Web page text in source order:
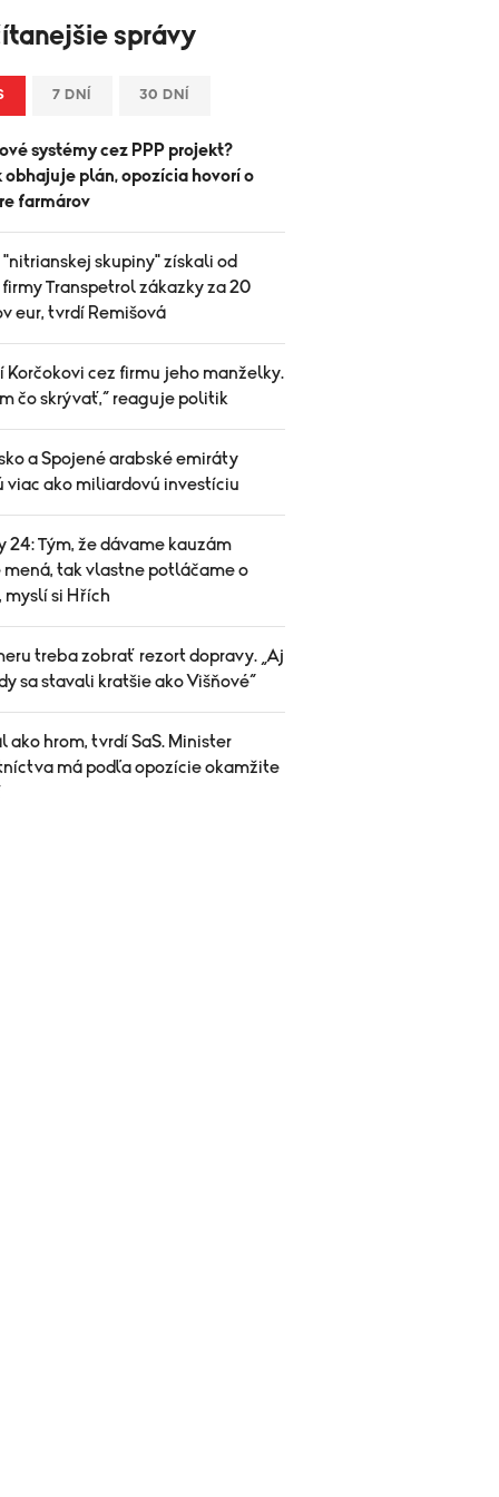
správy
7 DNÍ 30 DNÍ
systémy cez PPP projekt?
obhajuje plán, opozícia hovorí o
farmárov
"nitrianskej skupiny" získali od
Transpetrol zákazky za 20
eur, tvrdí Remišová
Korčokovi cez firmu jeho manželky.
čo skrývať,“ reaguje politik
a Spojené arabské emiráty
viac ako miliardovú investíciu
24: Tým, že dávame kauzám
mená, tak vlastne potláčame o
myslí si Hřích
treba zobrať rezort dopravy. „Aj
sa stavali kratšie ako Višňové“
ako hrom, tvrdí SaS. Minister
má podľa opozície okamžite